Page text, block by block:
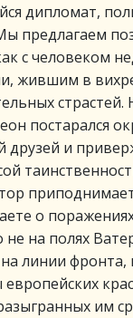
дипломат,
предлагаем
с человеком
жившим в
страстей.
постарался
друзей и
о
на полях
линии
европейских
им